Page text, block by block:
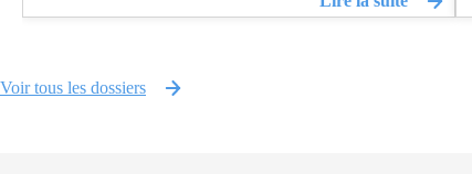
Voir tous les dossiers